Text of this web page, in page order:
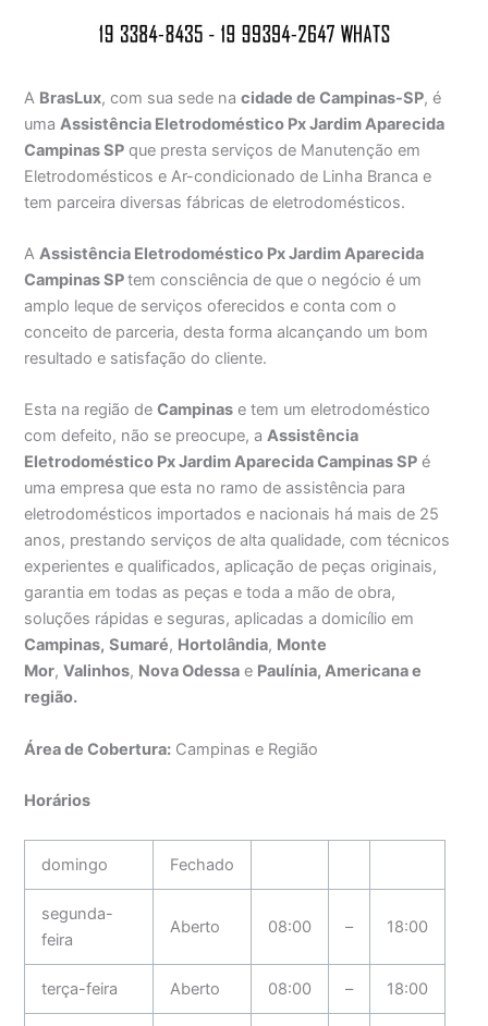
A BrasLux, com sua sede nacidade de Campinas-SP, é
umaAssistência Eletrodoméstico Px Jardim Aparecida
Campinas SP que presta serviços de Manutenção em
Eletrodomésticos e Ar-condicionado de Linha Branca e
tem parceira diversas fábricas de eletrodomésticos.
AAssistência Eletrodoméstico Px Jardim Aparecida
Campinas SPtem consciência de que o negócio é um
amplo leque de serviços oferecidos e conta com o
conceito de parceria, desta forma alcançando um bom
resultado e satisfação do cliente.
Esta na região deCampinas e tem um eletrodoméstico
com defeito, não se preocupe, aAssistência
Eletrodoméstico Px Jardim Aparecida Campinas SP é
uma empresa que esta no ramo de assistência para
eletrodomésticos importados e nacionais há mais de 25
anos, prestando serviços de alta qualidade, com técnicos
experientes e qualificados, aplicação de peças originais,
garantia em todas as peças e toda a mão de obra,
soluções rápidas e seguras, aplicadas a domicílio em
Campinas, Sumaré, Hortolândia, Monte
Mor,Valinhos, Nova Odessa e Paulínia, Americana e
região.
Área de Cobertura: Campinas e Região
Horários
domingo Fechado
segunda-
feira
Aberto 08:00 – 18:00
terça-feira Aberto 08:00 – 18:00